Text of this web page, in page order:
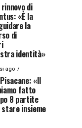
di
«È la
la
di
identità»
ago
«Il
fatto
8 partite
insieme